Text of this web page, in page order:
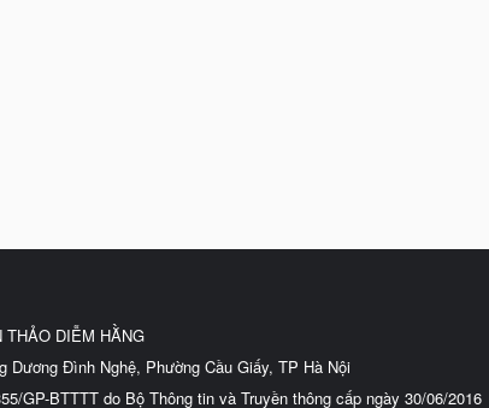
THẢO DIỄM HẰNG
Đình Nghệ, Phường Cầu Giấy, TP Hà Nội
GP-BTTTT do Bộ Thông tin và Truyền thông cấp ngày 30/06/2016